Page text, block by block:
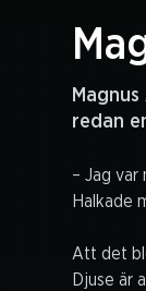
redan
– Jag var
Halkade
Att det
Djuse är